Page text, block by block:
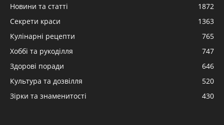
Новини та статті
1872
Секрети краси
1363
Кулінарні рецепти
765
Хоббі та рукоділля
747
Здорові поради
646
Культура та дозвілля
520
Зірки та знаменитості
430